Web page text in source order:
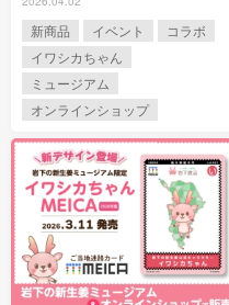
新商品 イベント
コラボ
イワシカちゃん
ミュージアム
オンラインショップ